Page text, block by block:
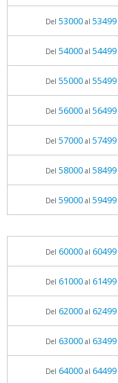
Del 53000al 53499
Del 54000al 54499
Del 55000al 55499
Del 56000al 56499
Del 57000al 57499
Del 58000al 58499
Del 59000al 59499
Del 60000al 60499
Del 61000al 61499
Del 62000al 62499
Del 63000al 63499
Del 64000al 64499